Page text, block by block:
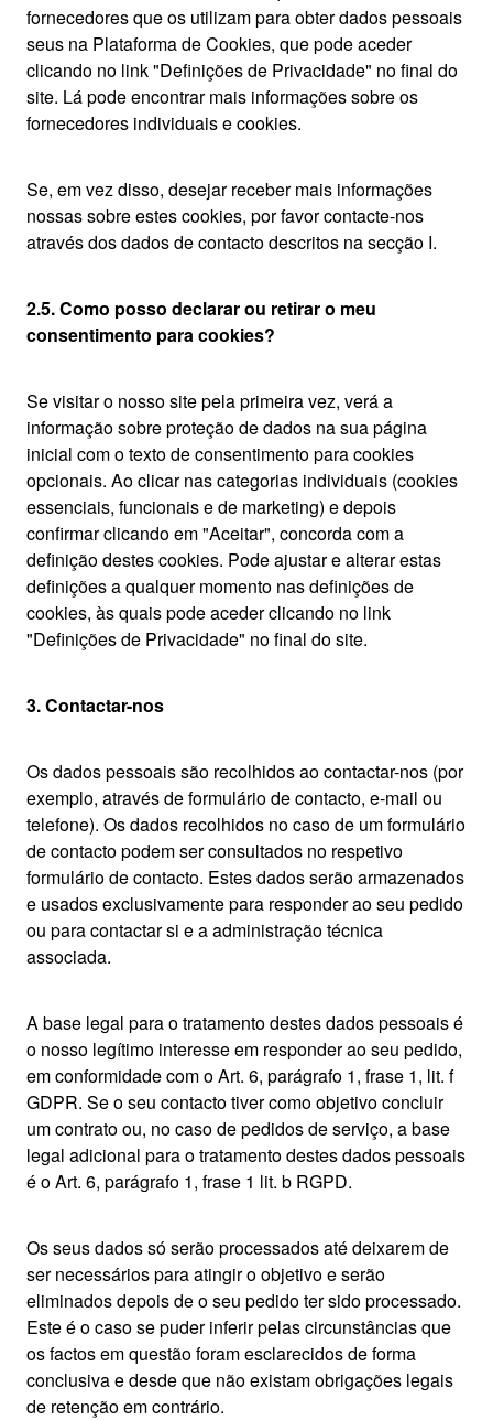
fornecedores que os utilizam para obter dados pessoais
seus na Plataforma de Cookies, que pode aceder
clicando no link "Definições de Privacidade" no final do
site. Lá pode encontrar mais informações sobre os
fornecedores individuais e cookies.
Se, em vez disso, desejar receber mais informações
nossas sobre estes cookies, por favor contacte-nos
através dos dados de contacto descritos na secção I.
2.5. Como posso declarar ou retirar o meu
consentimento para cookies?
Se visitar o nosso site pela primeira vez, verá a
informação sobre proteção de dados na sua página
inicial com o texto de consentimento para cookies
opcionais. Ao clicar nas categorias individuais (cookies
essenciais, funcionais e de marketing) e depois
confirmar clicando em "Aceitar", concorda com a
definição destes cookies. Pode ajustar e alterar estas
definições a qualquer momento nas definições de
cookies, às quais pode aceder clicando no link
"Definições de Privacidade" no final do site.
3. Contactar-nos
Os dados pessoais são recolhidos ao contactar-nos (por
exemplo, através de formulário de contacto, e-mail ou
telefone). Os dados recolhidos no caso de um formulário
de contacto podem ser consultados no respetivo
formulário de contacto. Estes dados serão armazenados
e usados exclusivamente para responder ao seu pedido
ou para contactar si e a administração técnica
associada.
A base legal para o tratamento destes dados pessoais é
o nosso legítimo interesse em responder ao seu pedido,
em conformidade com o Art. 6, parágrafo 1, frase 1, lit. f
GDPR. Se o seu contacto tiver como objetivo concluir
um contrato ou, no caso de pedidos de serviço, a base
legal adicional para o tratamento destes dados pessoais
é o Art. 6, parágrafo 1, frase 1 lit. b RGPD.
Os seus dados só serão processados até deixarem de
ser necessários para atingir o objetivo e serão
eliminados depois de o seu pedido ter sido processado.
Este é o caso se puder inferir pelas circunstâncias que
os factos em questão foram esclarecidos de forma
conclusiva e desde que não existam obrigações legais
de retenção em contrário.